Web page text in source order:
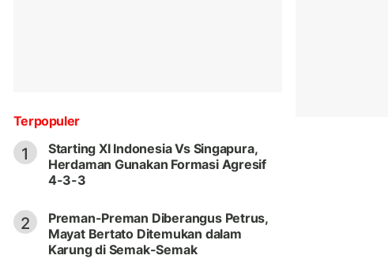
Terpopuler
1
Starting XI Indonesia Vs Singapura,
Herdaman Gunakan Formasi Agresif
4-3-3
2
Preman-Preman Diberangus Petrus,
Mayat Bertato Ditemukan dalam
Karung di Semak-Semak